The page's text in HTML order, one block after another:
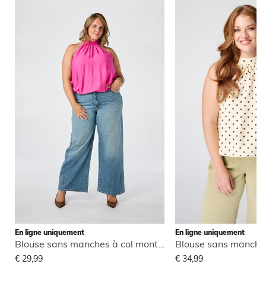
En ligne uniquement
Blouse sans manches à col montant
€ 29,99
En ligne uniquement
€ 34,99